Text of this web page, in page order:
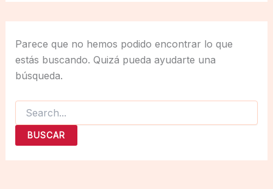
Parece que no hemos podido encontrar lo que
estás buscando. Quizá pueda ayudarte una
búsqueda.
Buscar
por: